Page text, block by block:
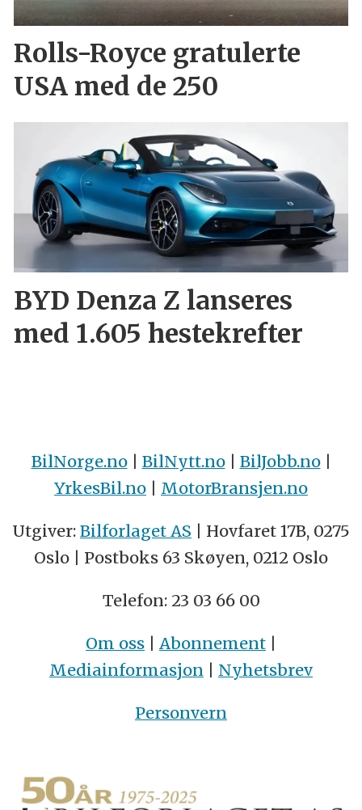
Rolls-Royce gratulerte
USA med de 250
BYD Denza Z lanseres
med 1.605 hestekrefter
BilNorge.no| BilNytt.no| BilJobb.no|
YrkesBil.no | MotorBransjen.no
Utgiver: Bilforlaget AS | Hovfaret 17B, 0275
Oslo | Postboks 63 Skøyen, 0212 Oslo
Telefon: 23 03 66 00
Om oss | Abonnement |
Mediainformasjon | Nyhetsbrev
Personvern